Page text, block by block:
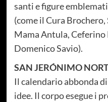
santi e figure
(come il Cura
Mama Antula, Ceferino
Domenico Savio).
SAN JERÓNIMO
Il calendario abbonda
idee. Il corpo esegue i